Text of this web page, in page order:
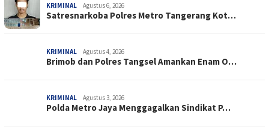
KRIMINAL Agustus 6, 2026
Satresnarkoba Polres Metro Tangerang Kot…
KRIMINAL Agustus 4, 2026
Brimob dan Polres Tangsel Amankan Enam O…
KRIMINAL Agustus 3, 2026
Polda Metro Jaya Menggagalkan Sindikat P…